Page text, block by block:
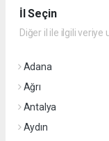
İl Seçin
Diğer il ile ilgili
Adana
Ağrı
Antalya
Aydın